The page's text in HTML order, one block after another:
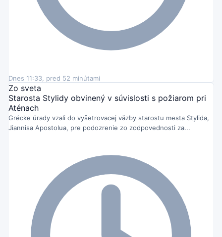
Dnes 11:33, pred 52 minútami
Zo sveta
Starosta Stylidy obvinený v súvislosti s požiarom pri
Aténach
Grécke úrady vzali do vyšetrovacej väzby starostu mesta Stylida,
Jiannisa Apostolua, pre podozrenie zo zodpovednosti za...